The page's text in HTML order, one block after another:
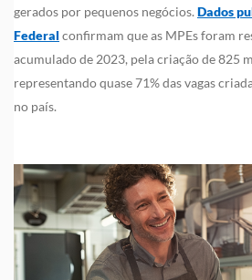
gerados por pequenos negócios. Dados
Federal confirmam que as MPEs foram
acumulado de 2023, pela criação de 825
representando quase 71% das vagas
no país.